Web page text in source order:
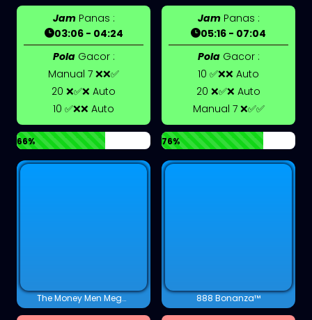
JamPanas :
03:06 - 04:24
PolaGacor :
Manual 7 ❌❌✅
20 ❌✅❌ Auto
10 ✅❌❌ Auto
66%
JamPanas :
05:16 - 07:04
PolaGacor :
10 ✅❌❌ Auto
20 ❌✅❌ Auto
Manual 7 ❌✅✅
76%
The Money Men Megaways™ 888 Bonanza™